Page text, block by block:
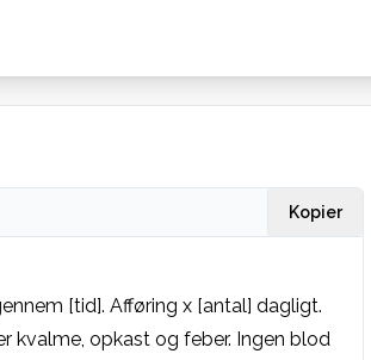
Kopier
[tid]. Afføring x [antal] dagligt.
kvalme, opkast og feber. Ingen blod